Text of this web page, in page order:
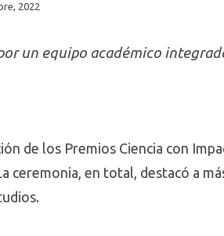
2022
un equipo académico
de los Premios Ciencia con
ceremonia, en total, destacó a